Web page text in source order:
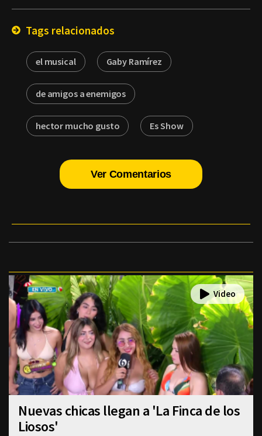
Tags relacionados
el musical Gaby Ramírez
de amigos a enemigos
hector mucho gusto Es Show
Ver Comentarios
Nuevas chicas llegan a 'La Finca de los
Liosos'